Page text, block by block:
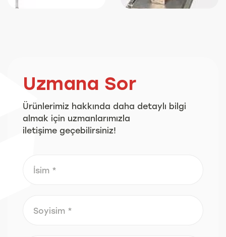
Uzmana Sor
Ürünlerimiz hakkında daha detaylı bilgi
almak için uzmanlarımızla
iletişime geçebilirsiniz!